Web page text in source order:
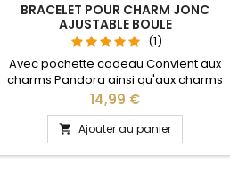
BRACELET POUR CHARM JONC
AJUSTABLE BOULE
(1)
Avec pochette cadeau Convient aux
charms Pandora ainsi qu'aux charms
de notre site idéal pour : Noël, Saint
Valentin, anniversaire, anniversaire de
mariage La partie ajustable se détache
d'un coté pour passer les charms par
simple pression sur le bouton Ajustable
Prix
14,99 €
 Ajouter au panier